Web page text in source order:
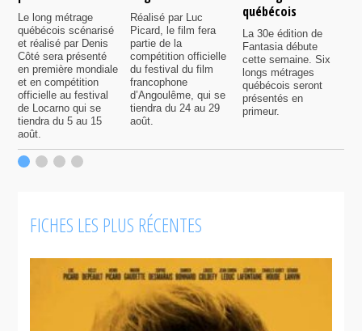
Le long métrage
québécois scénarisé
et réalisé par Denis
Côté sera présenté
en première mondiale
et en compétition
officielle au festival
de Locarno qui se
tiendra du 5 au 15
août.
Réalisé par Luc
Picard, le film fera
partie de la
compétition officielle
du festival du film
francophone
d’Angoulême, qui se
tiendra du 24 au 29
août.
québécois
La 30e édition de
Fantasia débute
cette semaine. Six
longs métrages
québécois seront
présentés en
primeur.
FICHES LES PLUS RÉCENTES